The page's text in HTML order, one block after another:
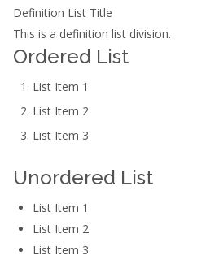
Definition List Title
This is a definition list division.
Ordered List
List Item 1
List Item 2
List Item 3
Unordered List
List Item 1
List Item 2
List Item 3